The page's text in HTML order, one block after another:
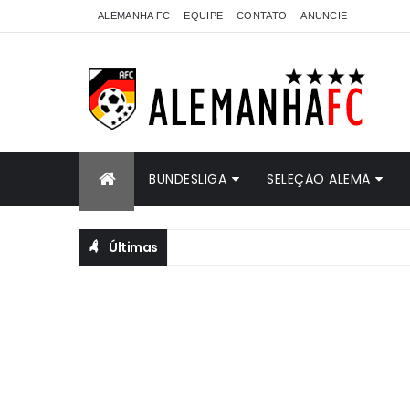
ALEMANHA FC EQUIPE CONTATO ANUNCIE
BUNDESLIGA SELEÇÃO ALEMÃ
Últimas